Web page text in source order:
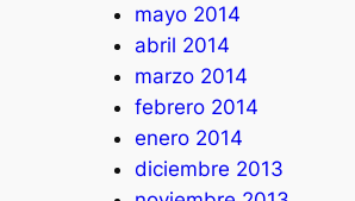
mayo 2014
abril 2014
marzo 2014
febrero 2014
enero 2014
diciembre 2013